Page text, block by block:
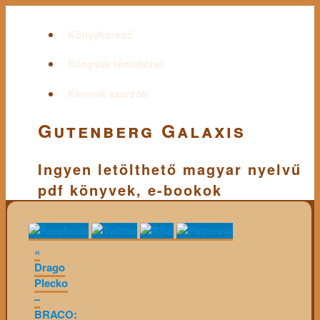
Könyvkereső
Könyvek témakörei
Kiemelt szerzők
Gutenberg Galaxis
Ingyen letölthető magyar nyelvű
pdf könyvek, e-bookok
«
Drago
Plecko
–
BRACO: